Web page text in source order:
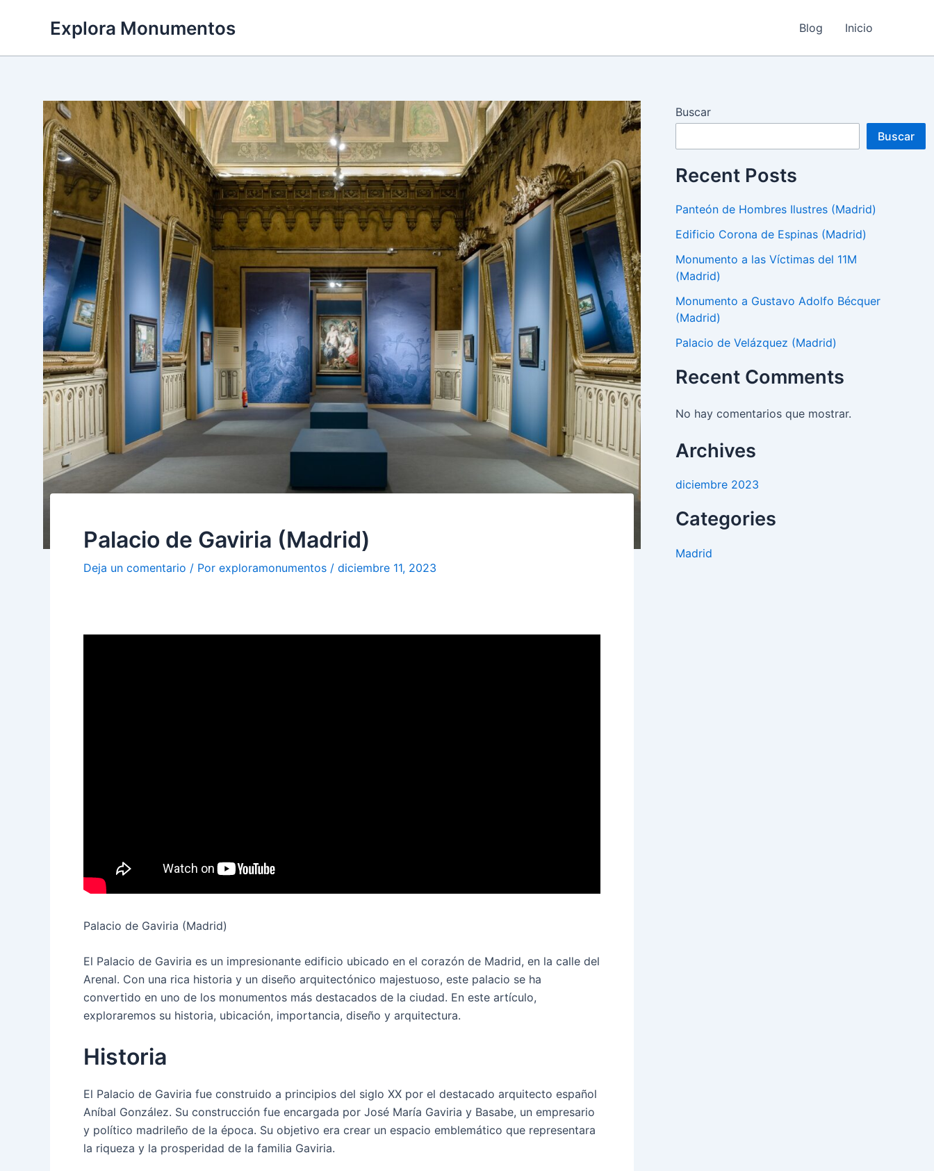
Explora Monumentos Blog Inicio
Palacio de Gaviria (Madrid)
Deja un comentario / Por exploramonumentos / diciembre 11, 2023
Palacio de Gaviria (Madrid)
El Palacio de Gaviria es un impresionante edificio ubicado en el corazón de Madrid, en la calle del
Arenal. Con una rica historia y un diseño arquitectónico majestuoso, este palacio se ha
convertido en uno de los monumentos más destacados de la ciudad. En este artículo,
exploraremos su historia, ubicación, importancia, diseño y arquitectura.
Historia
El Palacio de Gaviria fue construido a principios del siglo XX por el destacado arquitecto español
Aníbal González. Su construcción fue encargada por José María Gaviria y Basabe, un empresario
y político madrileño de la época. Su objetivo era crear un espacio emblemático que representara
la riqueza y la prosperidad de la familia Gaviria.
Buscar
Buscar
Recent Posts
Panteón de Hombres Ilustres (Madrid)
Edificio Corona de Espinas (Madrid)
Monumento a las Víctimas del 11M
(Madrid)
Monumento a Gustavo Adolfo Bécquer
(Madrid)
Palacio de Velázquez (Madrid)
Recent Comments
No hay comentarios que mostrar.
Archives
diciembre 2023
Categories
Madrid